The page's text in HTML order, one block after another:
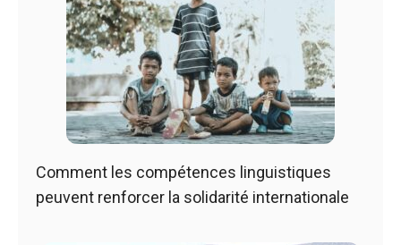
Comment les compétences linguistiques
peuvent renforcer la solidarité internationale